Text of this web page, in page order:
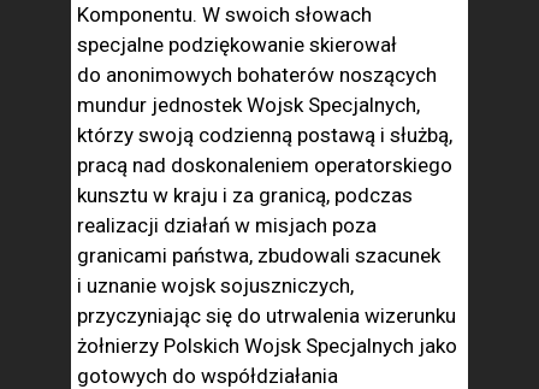
Komponentu. W swoich słowach
specjalne podziękowanie skierował
do anonimowych bohaterów noszących
mundur jednostek Wojsk Specjalnych,
którzy swoją codzienną postawą i służbą,
pracą nad doskonaleniem operatorskiego
kunsztu w kraju i za granicą, podczas
realizacji działań w misjach poza
granicami państwa, zbudowali szacunek
i uznanie wojsk sojuszniczych,
przyczyniając się do utrwalenia wizerunku
żołnierzy Polskich Wojsk Specjalnych jako
gotowych do współdziałania